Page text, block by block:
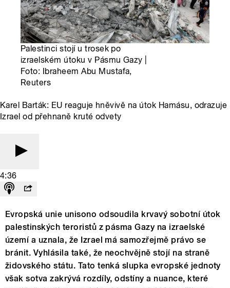
Palestinci stojí u trosek po
izraelském útoku v Pásmu Gazy |
Foto: Ibraheem Abu Mustafa,
Reuters
Karel Barták: EU reaguje hněvivě na útok Hamásu, odrazuje
Izrael od přehnaně kruté odvety
4:36
Evropská unie unisono odsoudila krvavý sobotní útok
palestinských teroristů z pásma Gazy na izraelské
území a uznala, že Izrael má samozřejmě právo se
bránit. Vyhlásila také, že neochvějně stojí na straně
židovského státu. Tato tenká slupka evropské jednoty
však sotva zakrývá rozdíly, odstíny a nuance, které